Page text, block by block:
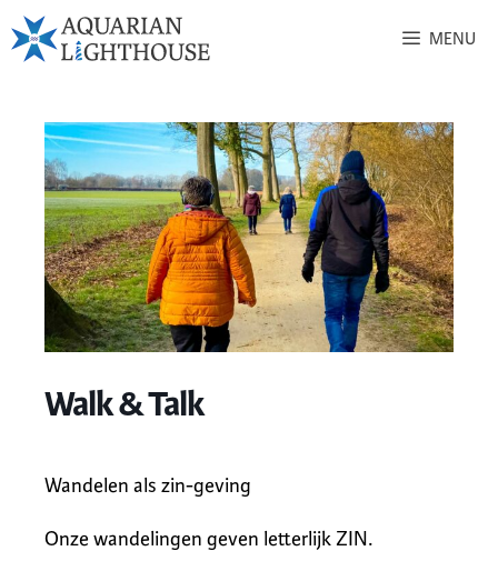
MENU
Walk & Talk
Wandelen als zin-geving
Onze wandelingen geven letterlijk ZIN.